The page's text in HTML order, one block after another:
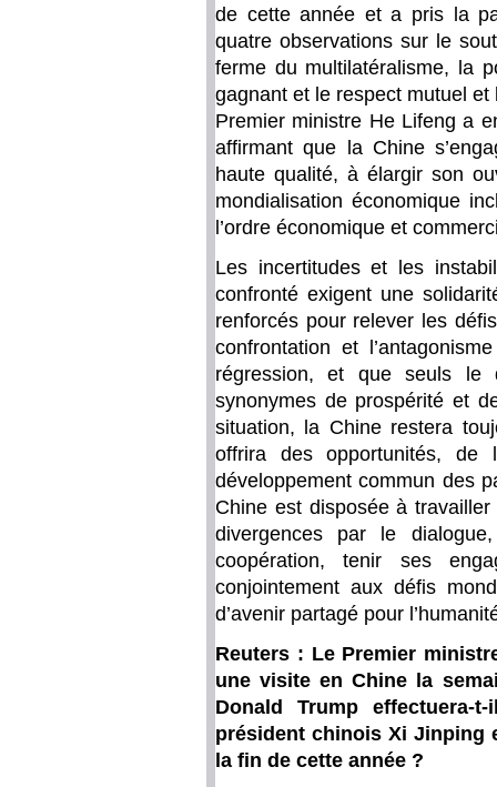
de cette année et a pris la
quatre observations sur le
ferme du multilatéralisme, la
gagnant et le respect mutuel et
Premier ministre He Lifeng a
affirmant que la Chine
haute qualité, à élargir son
mondialisation économique
l’ordre économique et
Les incertitudes et les
confronté exigent une
renforcés pour relever les
confrontation et
régression, et que seuls le
synonymes de prospérité et
situation, la Chine restera
offrira des opportunités,
développement commun des
Chine est disposée à
divergences par le
coopération, tenir ses
conjointement aux défis
d’avenir partagé pour
Reuters : Le Premier
une visite en Chine la
Donald Trump
président chinois Xi Jinping
la fin de cette année ?